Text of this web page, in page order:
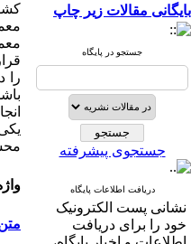
بایگانی مقالات زیر چاپ
جستجو در پایگاه
جستجوی پیشرفته
دریافت اطلاعات پایگاه
نشانی پست الکترونیک
خود را برای دریافت
را